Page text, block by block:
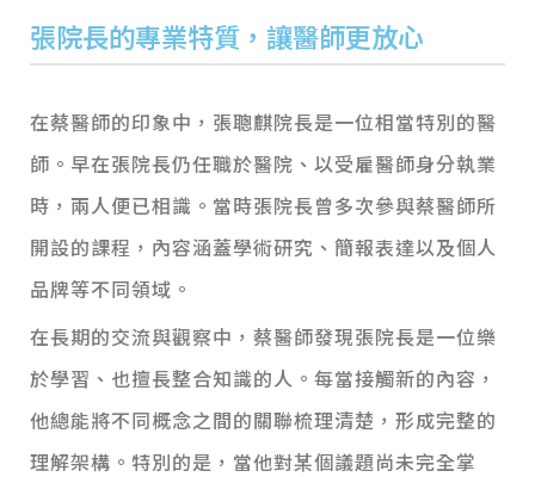
張院長的專業特質，讓醫師更放心
在蔡醫師的印象中，張聰麒院長是一位相當特別的醫
師。早在張院長仍任職於醫院、以受雇醫師身分執業
時，兩人便已相識。當時張院長曾多次參與蔡醫師所
開設的課程，內容涵蓋學術研究、簡報表達以及個人
品牌等不同領域。
在長期的交流與觀察中，蔡醫師發現張院長是一位樂
於學習、也擅長整合知識的人。每當接觸新的內容，
他總能將不同概念之間的關聯梳理清楚，形成完整的
理解架構。特別的是，當他對某個議題尚未完全掌